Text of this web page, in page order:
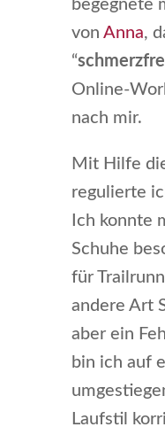
begegnete
von Anna,
“
Online-
nach mir.
Mit Hilfe
regulierte
Ich konnte
Schuhe
für
andere Art
aber ein
bin ich auf
Laufstil